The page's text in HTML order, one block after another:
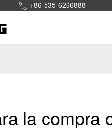
+86-535-6266888
la compra